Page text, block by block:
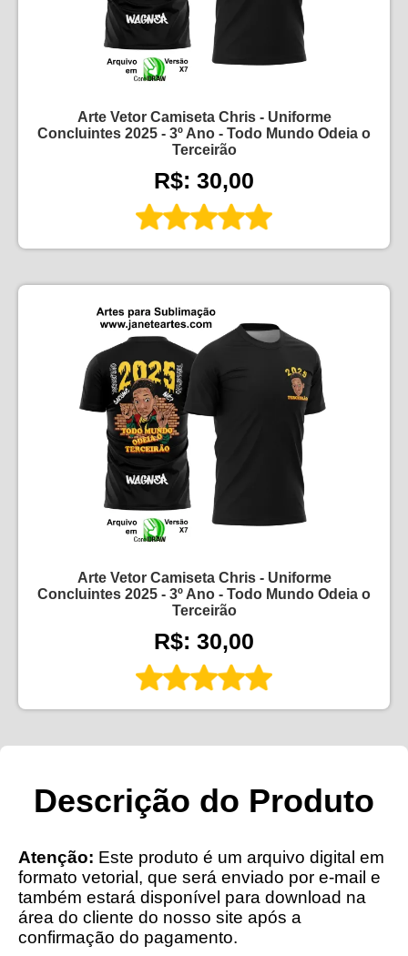
Arte Vetor Camiseta Chris - Uniforme
Concluintes 2025 - 3º Ano - Todo Mundo Odeia o
Terceirão
R$: 30,00
Arte Vetor Camiseta Chris - Uniforme
Concluintes 2025 - 3º Ano - Todo Mundo Odeia o
Terceirão
R$: 30,00
Descrição do Produto
Atenção: Este produto é um arquivo digital em
formato vetorial, que será enviado por e-mail e
também estará disponível para download na
área do cliente do nosso site após a
confirmação do pagamento.